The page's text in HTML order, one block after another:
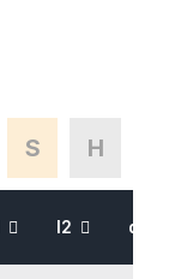
S H
l2 d2 H7